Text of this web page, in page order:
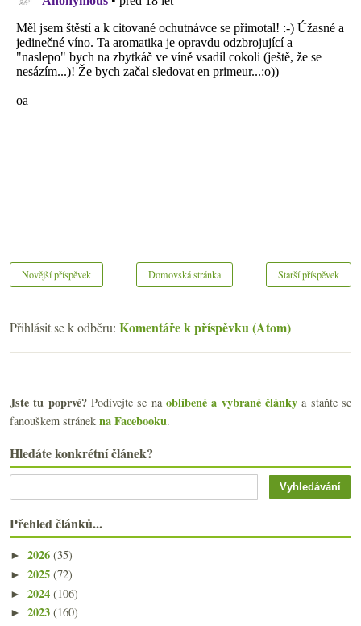
Novější příspěvek Starší příspěvek
Domovská stránka
Přihlásit se k odběru: Komentáře k příspěvku (Atom)
Jste tu poprvé?Podívejte se naoblíbené a vybrané články a staňte se
fanouškem stránek na Facebooku.
Hledáte konkrétní článek?
Přehled článků...
► 2026 (35)
► 2025 (72)
► 2024 (106)
► 2023 (160)